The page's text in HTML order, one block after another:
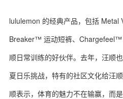
lululemon 的经典产品，包括
Breaker™ 运动短裤、Chargefeel™
顺日常训练的好伙伴。去年，汪顺
夏日乐挑战，特有的社区文化给汪
顺表示，体育的魅力不在输赢，而